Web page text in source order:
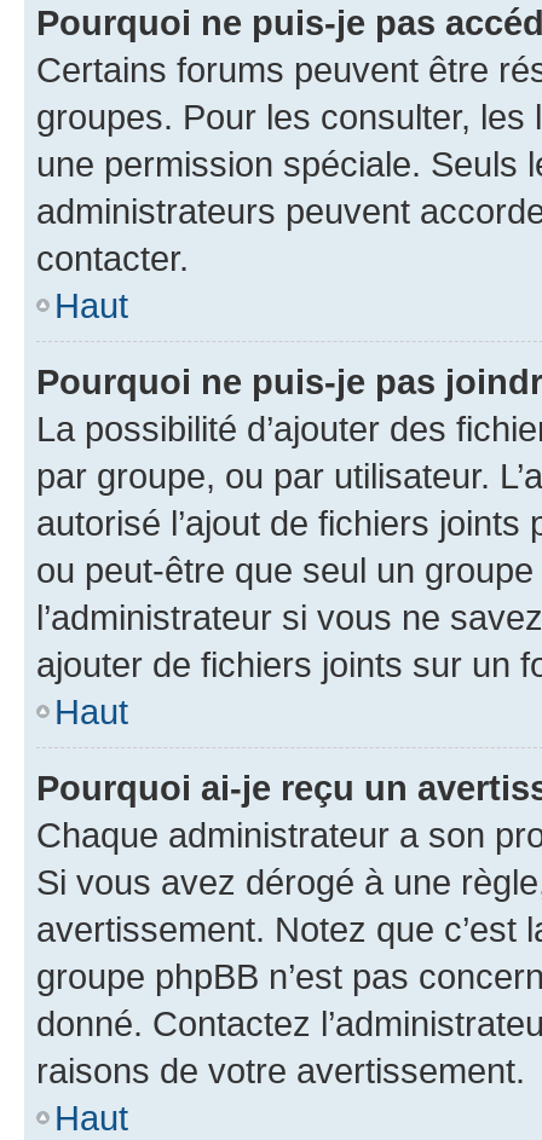
Pourquoi ne puis-je pas
Certains forums peuvent être
groupes. Pour les consulter,
une permission spéciale. Seuls
administrateurs peuvent
contacter.
Haut
Pourquoi ne puis-je pas
La possibilité d’ajouter des
par groupe, ou par utilisateur.
autorisé l’ajout de fichiers
ou peut-être que seul un
l’administrateur si vous ne
ajouter de fichiers joints sur un
Haut
Pourquoi ai-je reçu un
Chaque administrateur a son
Si vous avez dérogé à une
avertissement. Notez que c’est
groupe phpBB n’est pas
donné. Contactez
raisons de votre avertissement.
Haut